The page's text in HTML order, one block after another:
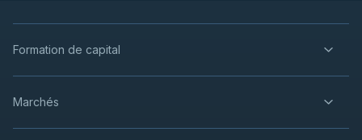
Formation de capital
Marchés